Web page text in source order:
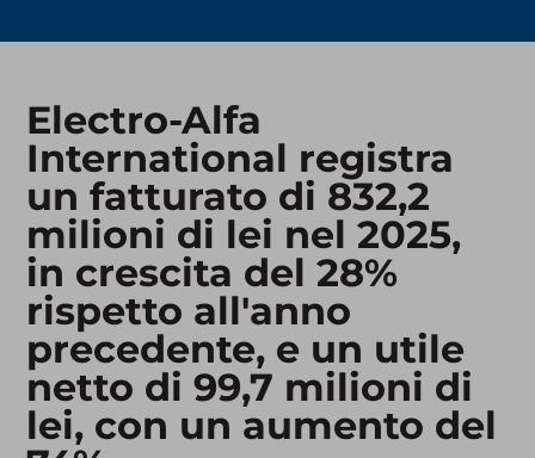
Electro-Alfa
International registra
un fatturato di 832,2
milioni di lei nel 2025,
in crescita del 28%
rispetto all'anno
precedente, e un utile
netto di 99,7 milioni di
lei, con un aumento del